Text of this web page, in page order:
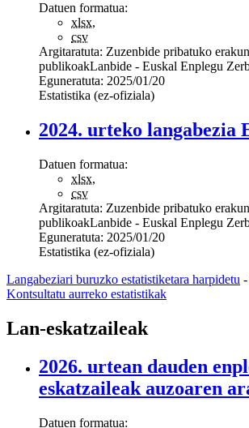
Datuen formatua:
xlsx,
csv
Argitaratuta: Zuzenbide pribatuko
publikoakLanbide - Euskal Enplegu
Eguneratuta: 2025/01/20
Estatistika (ez-ofiziala)
2024. urteko langabezia
Datuen formatua:
xlsx,
csv
Argitaratuta: Zuzenbide pribatuko
publikoakLanbide - Euskal Enplegu
Eguneratuta: 2025/01/20
Estatistika (ez-ofiziala)
Langabeziari buruzko estatistiketara harpidetu -
Kontsultatu aurreko estatistikak
Lan-eskatzaileak
2026. urtean dauden
eskatzaileak auzoaren
Datuen formatua: